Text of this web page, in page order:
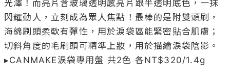
光澤！而亮片含玻璃透明感亮片跟半透明底色，一抹
閃耀動人，立刻成為眾人焦點！最棒的是附雙頭刷，
海綿刷頭柔軟有彈性，用於淚袋區能緊密貼合肌膚；
切斜角度的毛刷頭可精準上妝，用於描繪淚袋陰影。
▸CANMAKE淚袋專用盤 共2色 各NT$320/1.4g